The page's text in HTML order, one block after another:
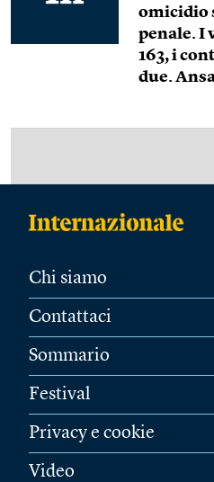
omicidio
penale. I
163, i
due.
Chi siamo
Contattaci
Sommario
Festival
Privacy e cookie
Video